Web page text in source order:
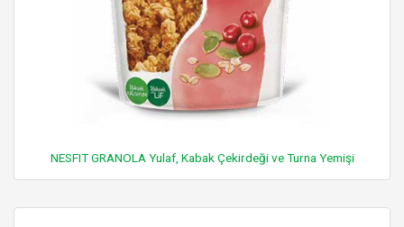
NESFIT GRANOLA Yulaf, Kabak Çekirdeği ve Turna Yemişi